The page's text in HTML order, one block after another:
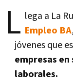
L lega a La
Empleo BA
jóvenes que
empresas
laborales.